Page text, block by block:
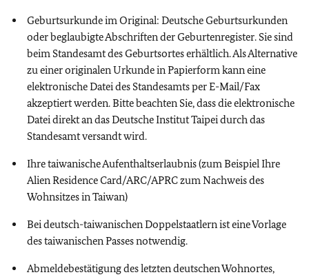
Geburtsurkunde im Original: Deutsche Geburtsurkunden
oder beglaubigte Abschriften der Geburtenregister. Sie sind
beim Standesamt des Geburtsortes erhältlich. Als Alternative
zu einer originalen Urkunde in Papierform kann eine
elektronische Datei des Standesamts per E-Mail/Fax
akzeptiert werden. Bitte beachten Sie, dass die elektronische
Datei direkt an das Deutsche Institut Taipei durch das
Standesamt versandt wird.
Ihre taiwanische Aufenthaltserlaubnis (zum Beispiel Ihre
Alien Residence Card/ARC/APRC zum Nachweis des
Wohnsitzes in Taiwan)
Bei deutsch-taiwanischen Doppelstaatlern ist eine Vorlage
des taiwanischen Passes notwendig.
Abmeldebestätigung des letzten deutschen Wohnortes,